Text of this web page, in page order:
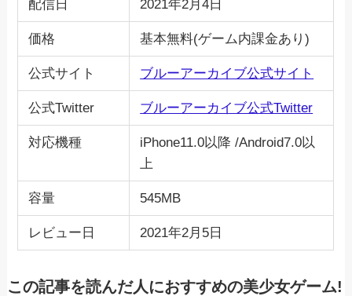
配信日 2021年2月4日
価格 基本無料(ゲーム内課金あり)
公式サイト ブルーアーカイブ公式サイト
公式Twitter ブルーアーカイブ公式Twitter
対応機種
iPhone11.0以降 /Android7.0以
上
容量 545MB
レビュー日 2021年2月5日
この記事を読んだ人におすすめの美少女ゲーム!